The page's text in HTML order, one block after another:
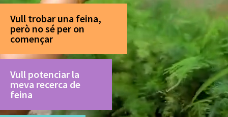
Vull trobar una feina,
però no sé per on
començar
Vull potenciar la
meva recerca de
feina